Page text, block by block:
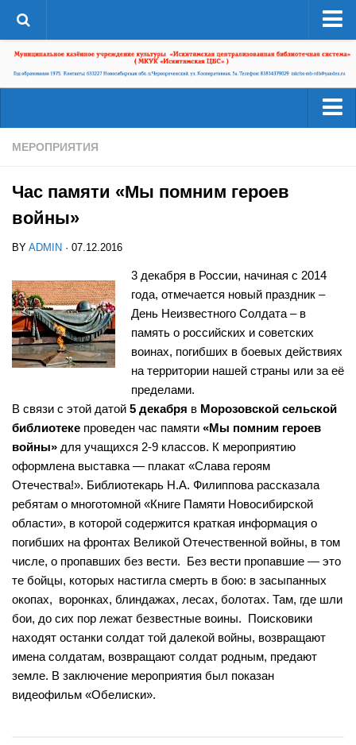
О системе
ЦБС в СМИ
ЦБС сегодня
Библиотеки района
Агролесовская сельская библиотека №16
Беловская сельская библиотека №5
Сельская библиотека п. Бердь №29
Бурмистровская сельская библиотека №6
Быстровская сельская библиотека №7
Верх-Коенская сельская библиотека №8
Горевская сельская библиотека №9
Гусельниковская сельская библиотека №10
Е-Л
Евсинская сельская библиотека №12
Сельская библиотека д. Евсино №36
Елбашинская сельская библиотека №11
Завьяловская сельская библиотека №13
Искитимская сельская библиотека №14
Сельская библиотека п. Керамкомбинат №28
Китернинская сельская библиотека №15
Читателям
Ресурсы
Проекты
Конкурсы
Независимая оценка качества
Нормативно — правовые акты
Результаты независимой оценки качества
Предложения об улучшении качества деятельности
Оnline опрос
Видео
Контакты
Карта сайта
МЕРОПРИЯТИЯ
Час памяти «Мы помним героев
войны»
BY ADMIN · 07.12.2016
3 декабря в России, начиная с 2014
года, отмечается новый праздник –
День Неизвестного Солдата – в
память о российских и советских
воинах, погибших в боевых действиях
на территории нашей страны или за её
пределами.
В связи с этой датой 5 декабря в Морозовской сельской
библиотеке проведен час памяти «Мы помним героев
войны» для учащихся 2-9 классов. К мероприятию
оформлена выставка — плакат «Слава героям
Отечества!». Библиотекарь Н.А. Филиппова рассказала
ребятам о многотомной «Книге Памяти Новосибирской
области», в которой содержится краткая информация о
погибших на фронтах Великой Отечественной войны, в том
числе, о пропавших без вести. Без вести пропавшие — это
те бойцы, которых настигла смерть в бою: в засыпанных
окопах, воронках, блиндажах, лесах, болотах. Там, где шли
бои, до сих пор лежат безвестные воины. Поисковики
находят останки солдат той далекой войны, возвращают
имена солдатам, возвращают солдат родным, предают
земле. В заключение мероприятия был показан
видеофильм «Обелиски».